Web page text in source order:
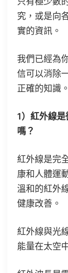
究，或是向
實的資訊。
我們已經為
信可以消除
正確的知識。
1）紅外線
嗎？
紅外線是完
康和人體運
溫和的紅外
健康改善。
紅外線與光
能量在太空